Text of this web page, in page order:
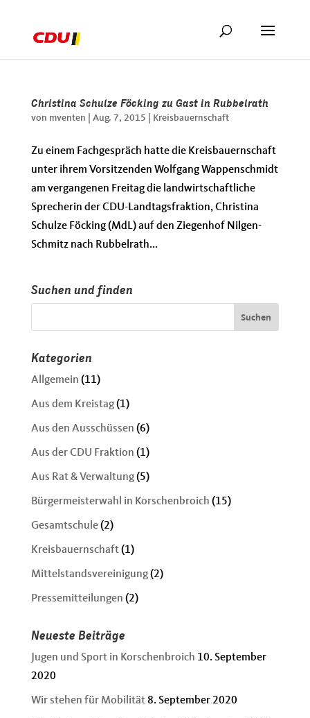
Christina Schulze Föcking zu Gast in Rubbelrath
von mventen Aug. 7, 2015 Kreisbauernschaft
Zu einem Fachgespräch hatte die Kreisbauernschaft
unter ihrem Vorsitzenden Wolfgang Wappenschmidt
am vergangenen Freitag die landwirtschaftliche
Sprecherin der CDU-Landtagsfraktion, Christina
Schulze Föcking (MdL) auf den Ziegenhof Nilgen-
Schmitz nach Rubbelrath...
Suchen und finden
Kategorien
Allgemein (11)
Aus dem Kreistag(1)
Aus den Ausschüssen (6)
Aus der CDU Fraktion (1)
Aus Rat & Verwaltung(5)
Bürgermeisterwahl in Korschenbroich (15)
Gesamtschule(2)
Kreisbauernschaft(1)
Mittelstandsvereinigung(2)
Pressemitteilungen (2)
Neueste Beiträge
Jugen und Sport in Korschenbroich 10. September
2020
Wir stehen für Mobilität 8. September 2020